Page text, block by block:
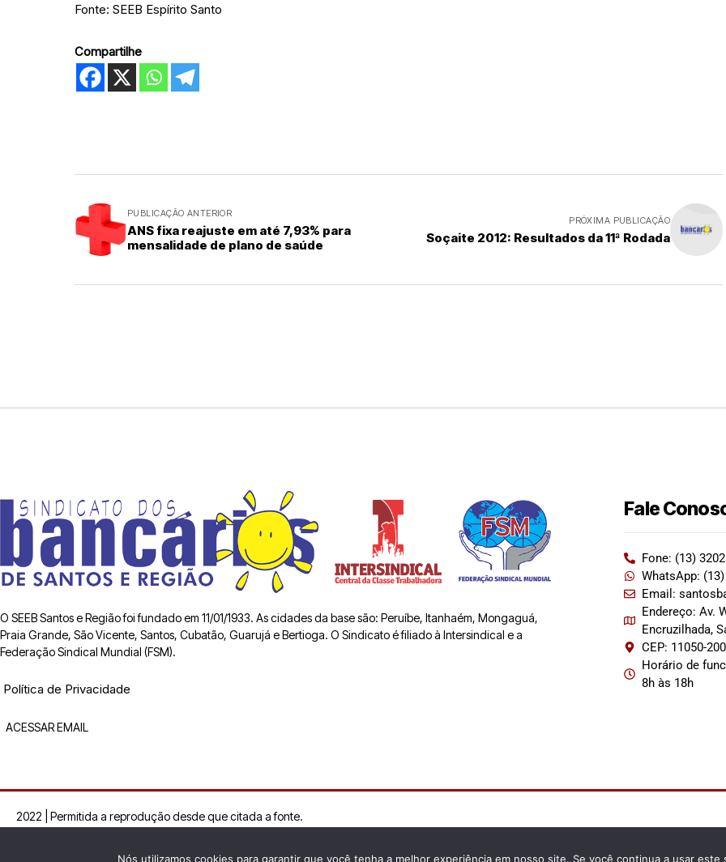
Fonte: SEEB Espírito Santo
Compartilhe
PUBLICAÇÃO ANTERIOR
ANS fixa reajuste em até 7,93% para
mensalidade de plano de saúde
PRÓXIMA PUBLICAÇÃO
Soçaite 2012: Resultados da 11ª Rodada
O SEEB Santos e Região foi fundado em 11/01/1933. As cidades da base são: Peruíbe, Itanhaém, Mongaguá,
Praia Grande, São Vicente, Santos, Cubatão, Guarujá e Bertioga. O Sindicato é filiado à Intersindical e a
Federação Sindical Mundial (FSM).
Política de Privacidade
ACESSAR EMAIL
Fale
Fone: (13)
WhatsApp:
Email:
Endereço: Av.
Encruzilhada,
CEP: 11050-200
Horário de
8h às 18h
2022 | Permitida a reprodução desde que citada a fonte.
Nós utilizamos cookies para garantir que você tenha a melhor experiência em nosso site. Se você continua a usar